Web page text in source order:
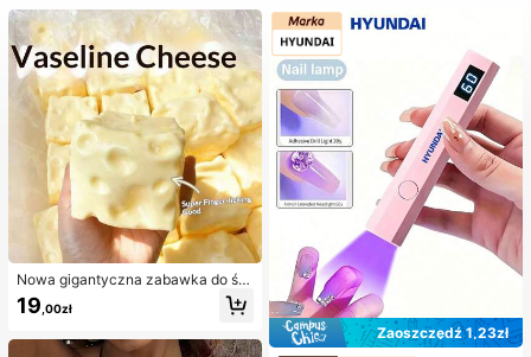
Nowa gigantyczna zabawka do ści
skania w kształcie sera z nadzienie
m, kwadratowa piłka serowa do ści
a, powolne odbijanie, obudowa z T
19 ,00zł
Zaoszczędź 1,23zł